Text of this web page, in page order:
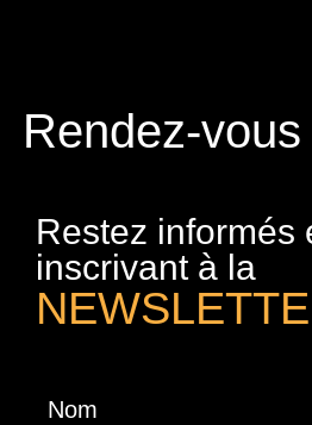
Rendez-
Restez informés
inscrivant à la
Nom